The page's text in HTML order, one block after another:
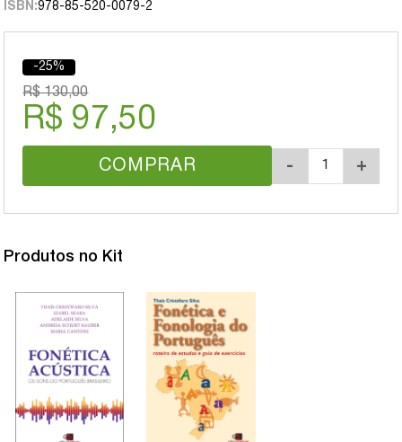
ISBN:978-85-520-0079-2
-25%
R$ 130,00
R$ 97,50
COMPRAR - +
Produtos no Kit